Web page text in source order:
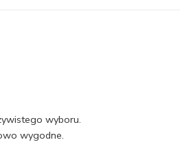
wyboru.
wygodne.